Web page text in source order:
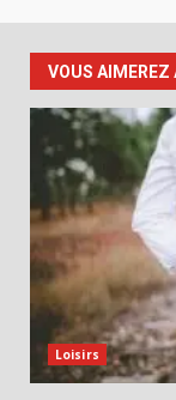
VOUS AIMEREZ
Loisirs